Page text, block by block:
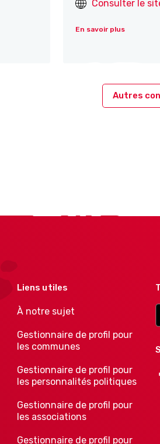
Consulter le
En savoir plus
Autres
Liens utiles
À notre sujet
Gestionnaire de profil pour
les communes
Gestionnaire de profil pour
les personnalités politiques
Gestionnaire de profil pour
les associations
Gestionnaire de profil pour